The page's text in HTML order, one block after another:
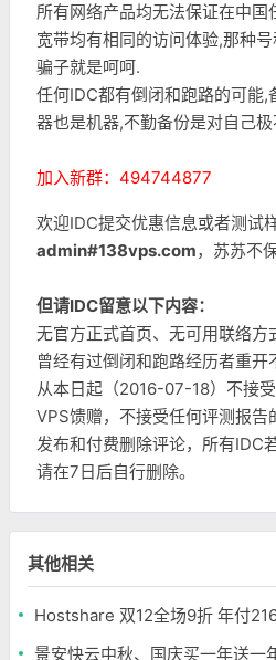
所有网络产品均无法保证在中国
宽带均有相同的访问体验,那种
骗子就是呵呵.
任何IDC都有倒闭和跑路的可能,
器也是机器,不勤备份是对自己
加入新群：494744877
欢迎IDC提交优惠信息或者测试
admin#138vps.com，苏苏不
但请IDC留意以下内容：
无官方正式首页、无可用联络方
曾经有过倒闭和跑路经历者重开
从本日起（2016-07-18）不接
VPS馈赠，不接受任何评测报告
发布和付费删除评论，所有IDC
请在7日后自行删除。
其他相关
Hostshare 双12全场9折 年付
景安快云中秋、国庆买一年送一